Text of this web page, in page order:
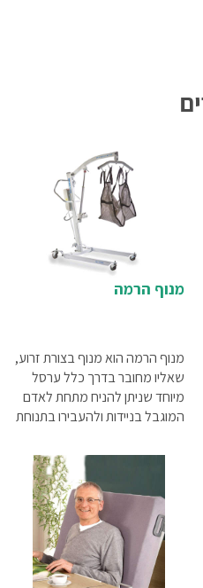
מנוף הרמה
מנוף הרמה הוא מנוף בצורת זרוע,
שאליו מחובר בדרך כלל ערסל
מיוחד שניתן להניח מתחת לאדם
המוגבל בניידות ולהעבירו בתנוחת
והנוחות. פעולת ההרמה עצמה
מתבצעת באמצעות לחיצת כפתור
קלה, שמביאה להרמת הערסל
מעלה ולכיוון המקום שאליו
מעוניינים להעביר את המטופל.